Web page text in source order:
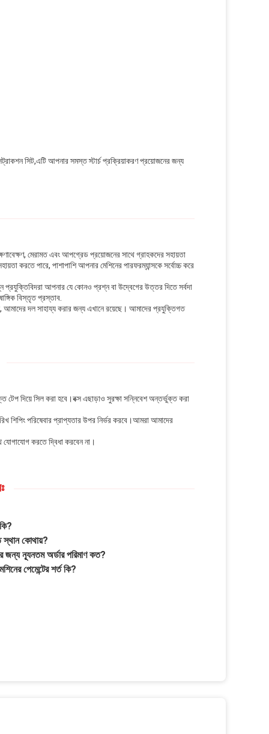
সিট,এটি আপনার সমস্ত স্টার্চ প্রক্রিয়াকরণ প্রয়োজনের জন্য
মেরামত এবং আপগ্রেড প্রয়োজনের সাথে গ্রাহকদের সহায়তা
করতে পারে, পাশাপাশি আপনার মেশিনের পারফরম্যান্সকে সর্বোচ্চ করে
প্রযুক্তিবিদরা আপনার যে কোনও প্রশ্ন বা উদ্বেগের উত্তর দিতে সর্বদা
বিস্তৃত প্রস্তাব.
আমাদের দল সাহায্য করার জন্য এখানে রয়েছে। আমাদের প্রযুক্তিগত
টেপ দিয়ে সিল করা হবে।বক্স এছাড়াও সুরক্ষা সন্নিবেশ অন্তর্ভুক্ত করা
শিপিং পরিষেবার প্রাপ্যতার উপর নির্ভর করবে।আমরা আমাদের
যোগাযোগ করতে দ্বিধা করবেন না।
স্থান কোথায়?
জন্য ন্যূনতম অর্ডার পরিমাণ কত?
পেমেন্টের শর্ত কি?